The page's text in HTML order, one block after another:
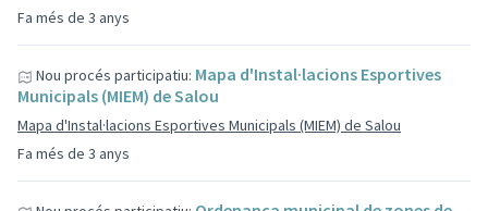
Fa més de 3 anys
Fa més de 3 anys
Nou procés participatiu: Mapa d'Instal·lacions Esportives
Municipals (MIEM) de Salou
Mapa d'Instal·lacions Esportives Municipals (MIEM) de Salou